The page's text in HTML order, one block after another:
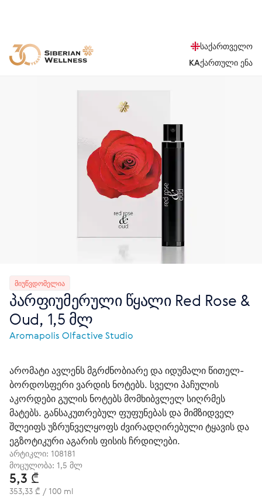
საქართველო
KAქართული ენა
ᲛᲘᲣᲬᲕᲓᲝᲛᲔᲚᲘᲐ
პარფიუმერული წყალი Red Rose &
Oud, 1,5 მლ
Aromapolis Olfactive Studio
არომატი ავლენს მგრძნობიარე და იდუმალი წითელ-
ბორდოსფერი ვარდის ნოტებს. სველი პაჩულის
აკორდები გულის ნოტებს მომხიბვლელ სიღრმეს
მატებს. განსაკუთრებულ ფუფუნებას და მიმზიდველ
შლეიფს უზრუნველყოფს ძვირადღირებული ტყავის და
ეგზოტიკური აგარის ფისის ჩრდილები.
არტიკლი: 108181
მოცულობა: 1,5 მლ
5,3 ₾
353,33 ₾ / 100 ml